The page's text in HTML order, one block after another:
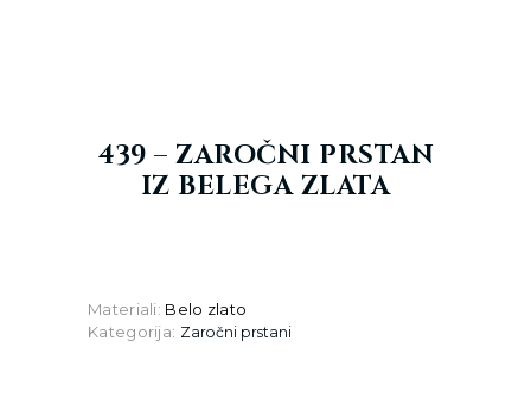
439 – ZAROČNI PRSTAN
IZ BELEGA ZLATA
Materiali: Belo zlato
Kategorija: Zaročni prstani